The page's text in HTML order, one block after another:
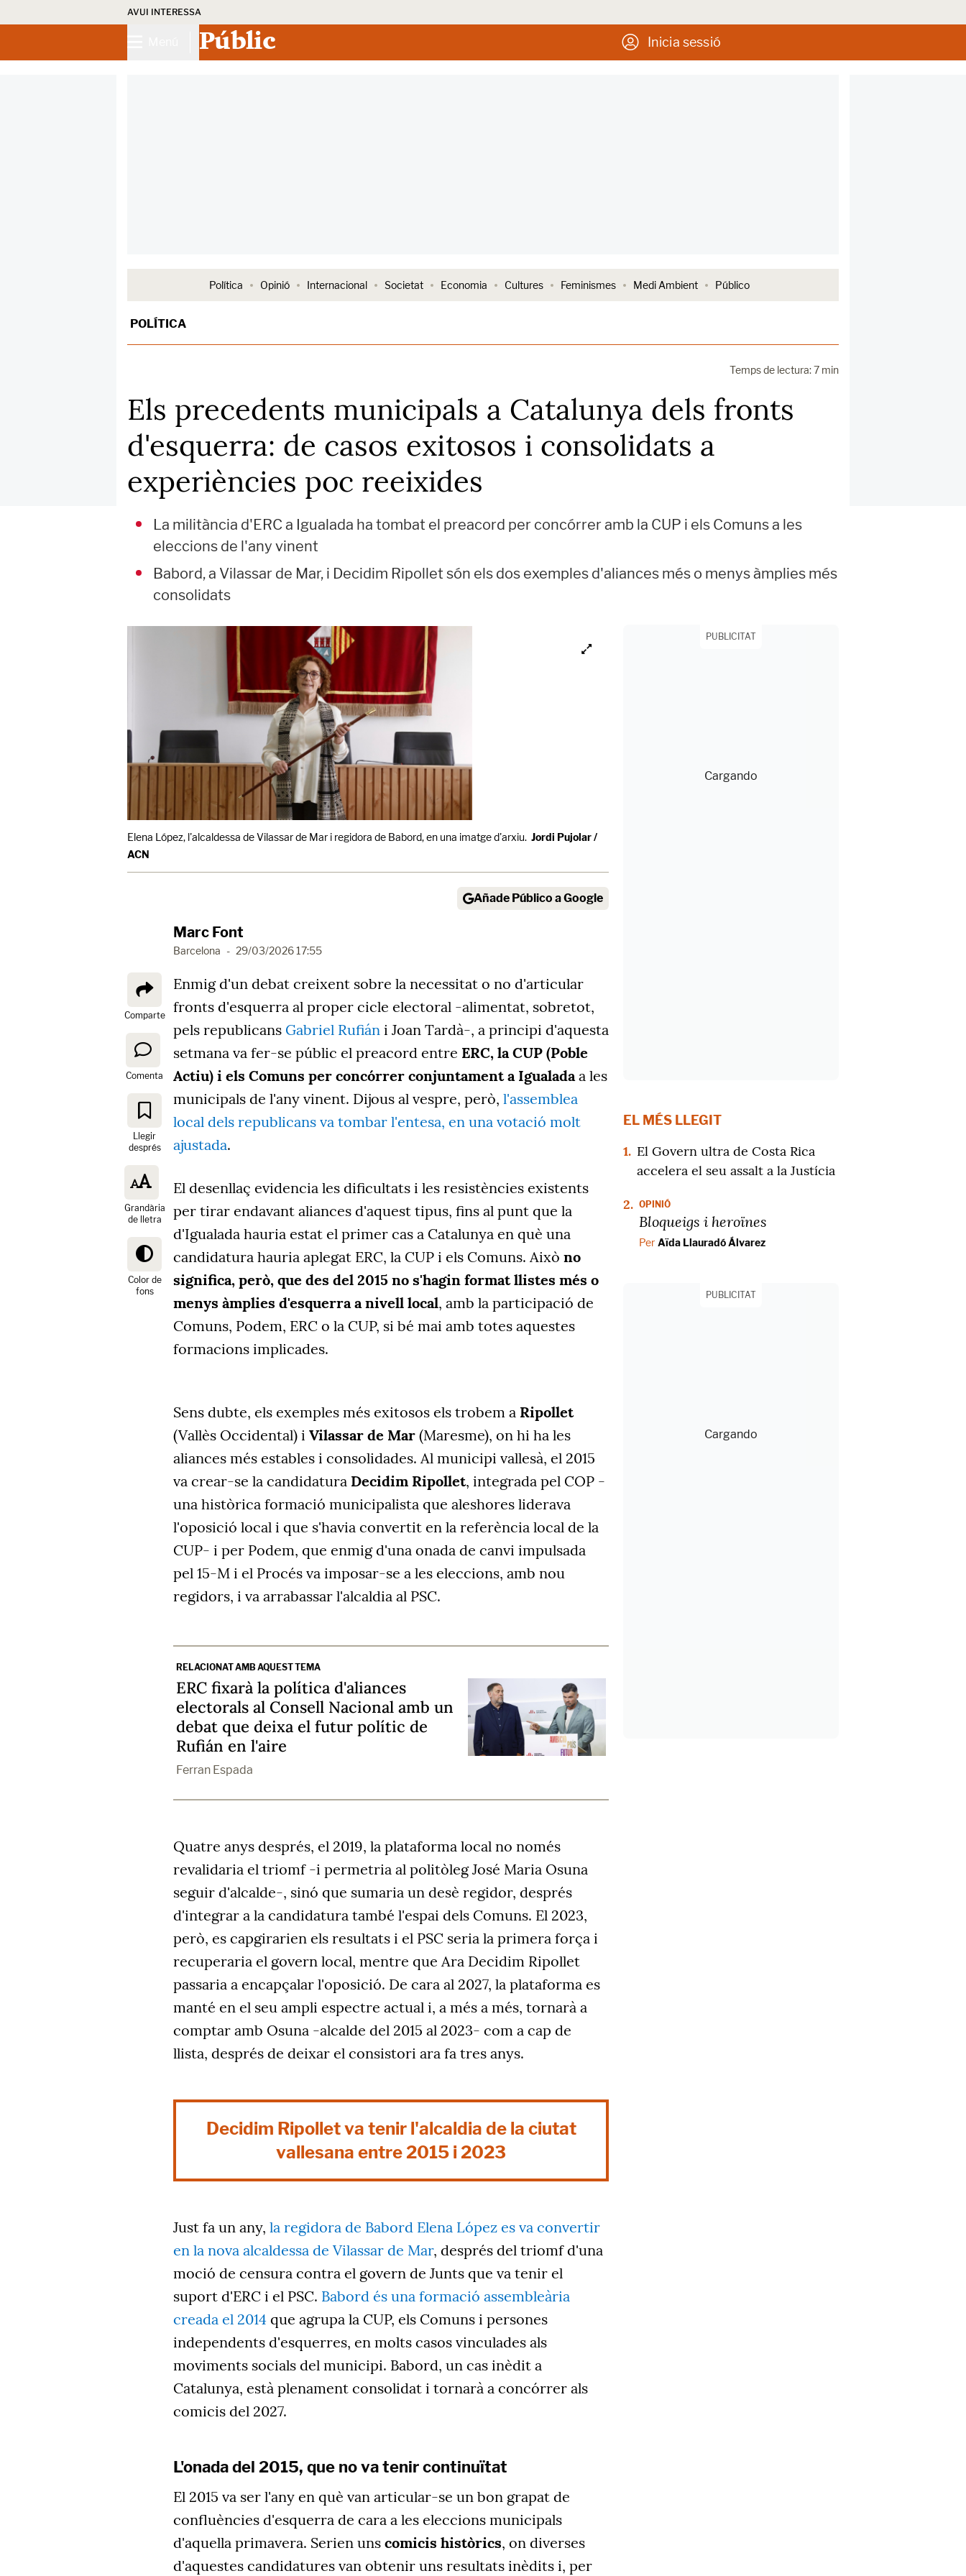
AVUI INTERESSA
Públic Inicia sessió
Política Opinió Internacional Societat Economia Cultures Feminismes Medi Ambient Público
POLÍTICA
Temps de lectura: 7 min
Els precedents municipals a Catalunya dels fronts
d'esquerra: de casos exitosos i consolidats a
experiències poc reeixides
La militància d'ERC a Igualada ha tombat el preacord per concórrer amb la CUP i els Comuns a les
eleccions de l'any vinent
Babord, a Vilassar de Mar, i Decidim Ripollet són els dos exemples d'aliances més o menys àmplies més
consolidats
Elena López, l'alcaldessa de Vilassar de Mar i regidora de Babord, en una imatge d'arxiu. Jordi Pujolar /
ACN
Añade Público a Google
Marc Font
Barcelona - 29/03/2026 17:55
Comparte
Comenta
Llegir
després
Grandària
de lletra
Color de
fons
Enmig d'un debat creixent sobre la necessitat o no d'articular
fronts d'esquerra al proper cicle electoral -alimentat, sobretot,
pels republicans Gabriel Rufián i Joan Tardà-, a principi d'aquesta
setmana va fer-se públic el preacord entre ERC, la CUP (Poble
Actiu) i els Comuns per concórrer conjuntament a Igualadaa les
municipals de l'any vinent. Dijous al vespre, però, l'assemblea
local dels republicans va tombar l'entesa, en una votació molt
ajustada.
El desenllaç evidencia les dificultats i les resistències existents
per tirar endavant aliances d'aquest tipus, fins al punt que la
d'Igualada hauria estat el primer cas a Catalunya en què una
candidatura hauria aplegat ERC, la CUP i els Comuns. Això no
significa, però, que des del 2015 no s'hagin format llistes més o
menys àmplies d'esquerra a nivell local, amb la participació de
Comuns, Podem, ERC o la CUP, si bé mai amb totes aquestes
formacions implicades.
Sens dubte, els exemples més exitosos els trobem a Ripollet
(Vallès Occidental) i Vilassar de Mar (Maresme), on hi ha les
aliances més estables i consolidades. Al municipi vallesà, el 2015
va crear-se la candidatura Decidim Ripollet, integrada pel COP -
una històrica formació municipalista que aleshores liderava
l'oposició local i que s'havia convertit en la referència local de la
CUP- i per Podem, que enmig d'una onada de canvi impulsada
pel 15-M i el Procés va imposar-se a les eleccions, amb nou
regidors, i va arrabassar l'alcaldia al PSC.
RELACIONAT AMB AQUEST TEMA
ERC fixarà la política d'aliances
electorals al Consell Nacional amb un
debat que deixa el futur polític de
Rufián en l'aire
Ferran Espada
Quatre anys després, el 2019, la plataforma local no només
revalidaria el triomf -i permetria al politòleg José Maria Osuna
seguir d'alcalde-, sinó que sumaria un desè regidor, després
d'integrar a la candidatura també l'espai dels Comuns. El 2023,
però, es capgirarien els resultats i el PSC seria la primera força i
recuperaria el govern local, mentre que Ara Decidim Ripollet
passaria a encapçalar l'oposició. De cara al 2027, la plataforma es
manté en el seu ampli espectre actual i, a més a més, tornarà a
comptar amb Osuna -alcalde del 2015 al 2023- com a cap de
llista, després de deixar el consistori ara fa tres anys.
Decidim Ripollet va tenir l'alcaldia de la ciutat
vallesana entre 2015 i 2023
Just fa un any, la regidora de Babord Elena López es va convertir
en la nova alcaldessa de Vilassar de Mar, després del triomf d'una
moció de censura contra el govern de Junts que va tenir el
suport d'ERC i el PSC. Babord és una formació assembleària
creada el 2014 que agrupa la CUP, els Comuns i persones
independents d'esquerres, en molts casos vinculades als
moviments socials del municipi. Babord, un cas inèdit a
Catalunya, està plenament consolidat i tornarà a concórrer als
comicis del 2027.
L'onada del 2015, que no va tenir continuïtat
El 2015 va ser l'any en què van articular-se un bon grapat de
confluències d'esquerra de cara a les eleccions municipals
d'aquella primavera. Serien uns comicis històrics, on diverses
d'aquestes candidatures van obtenir uns resultats inèdits i, per
PUBLICITAT
EL MÉS LLEGIT
1. El Govern ultra de Costa Rica
accelera el seu assalt a la Justícia
2. OPINIÓ
Bloqueigs i heroïnes
Per Aïda Llauradó Álvarez
PUBLICITAT